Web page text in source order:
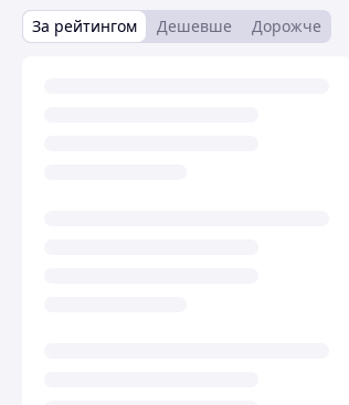
За рейтингом Дешевше Дорожче